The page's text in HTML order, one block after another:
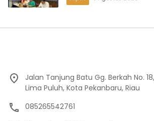
Jalan Tanjung Batu Gg. Berkah No.
Lima Puluh, Kota Pekanbaru, Riau
085265542761